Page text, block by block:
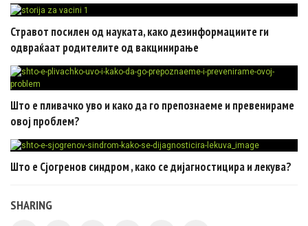
Стравот посилен од науката, како дезинформациите ги
одвраќаат родителите од вакцинирање
Што е пливачко уво и како да го препознаеме и превенираме
овој проблем?
Што е Сјогренов синдром , како се дијагностицира и лекува?
SHARING